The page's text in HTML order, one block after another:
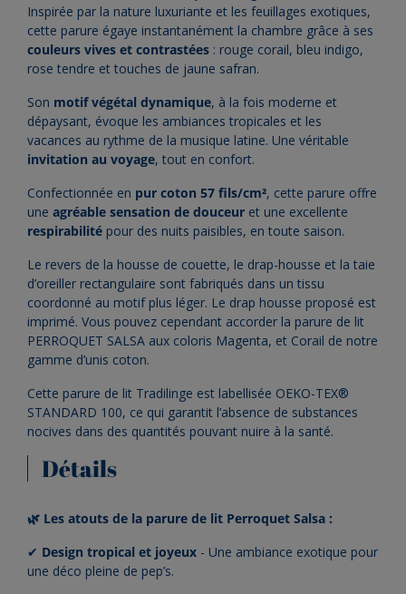
Inspirée par la nature luxuriante et les feuillages exotiques,
cette parure égaye instantanément la chambre grâce à ses
couleurs vives et contrastées : rouge corail, bleu indigo,
rose tendre et touches de jaune safran.
Son motif végétal dynamique, à la fois moderne et
dépaysant, évoque les ambiances tropicales et les
vacances au rythme de la musique latine. Une véritable
invitation au voyage, tout en confort.
Confectionnée en pur coton 57 fils/cm², cette parure offre
une agréable sensation de douceur et une excellente
respirabilité pour des nuits paisibles, en toute saison.
Le revers de la housse de couette, le drap-housse et la taie
d’oreiller rectangulaire sont fabriqués dans un tissu
coordonné au motif plus léger. Le drap housse proposé est
imprimé. Vous pouvez cependant accorder la parure de lit
PERROQUET SALSA aux coloris Magenta, et Corail de notre
gamme d’unis coton.
Cette parure de lit Tradilinge est labellisée OEKO-TEX®
STANDARD 100, ce qui garantit l’absence de substances
nocives dans des quantités pouvant nuire à la santé.
Détails
🌿 Les atouts de la parure de lit Perroquet Salsa :
✔ Design tropical et joyeux - Une ambiance exotique pour
une déco pleine de pep’s.